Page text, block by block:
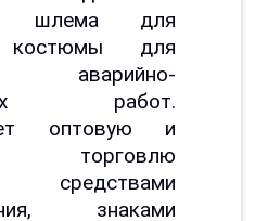
шлема для
костюмы для
аварийно-
работ.
оптовую и
торговлю
средствами
знаками